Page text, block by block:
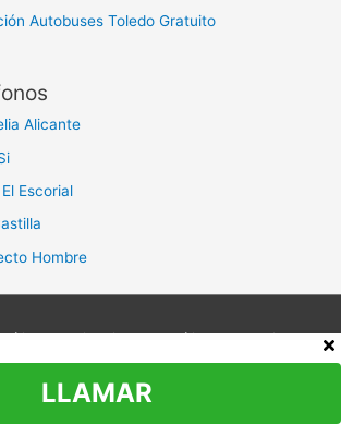
Autobuses Toledo Gratuito
Alicante
Escorial
Hombre
de privacidad
Política de cookies
Contacto
© 2026Teléfono Atención al Cliente
LLAMAR